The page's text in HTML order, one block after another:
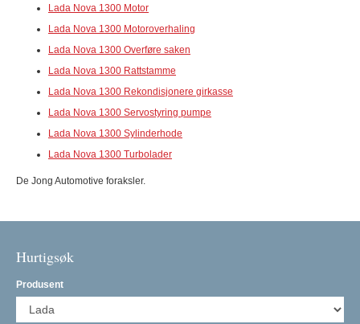
Lada Nova 1300 Motor
Lada Nova 1300 Motoroverhaling
Lada Nova 1300 Overføre saken
Lada Nova 1300 Rattstamme
Lada Nova 1300 Rekondisjonere girkasse
Lada Nova 1300 Servostyring pumpe
Lada Nova 1300 Sylinderhode
Lada Nova 1300 Turbolader
De Jong Automotive foraksler.
Hurtigsøk
Produsent